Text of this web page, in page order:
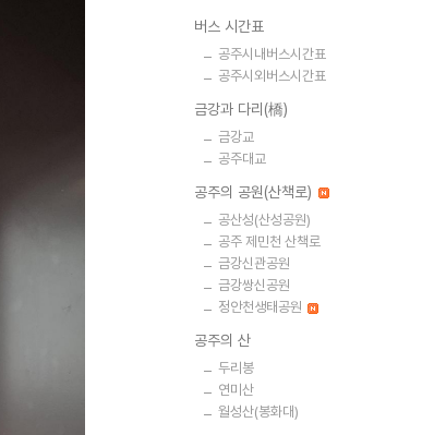
버스 시간표
공주시내버스시간표
공주시외버스시간표
금강과 다리(橋)
금강교
공주대교
공주의 공원(산책로)
공산성(산성공원)
공주 제민천 산책로
금강신관공원
금강쌍신공원
정안천생태공원
공주의 산
두리봉
연미산
월성산(봉화대)